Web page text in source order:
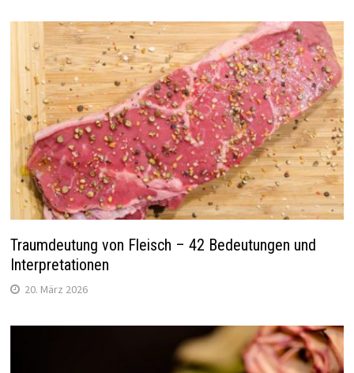
Traumdeutung von Fleisch – 42 Bedeutungen und
Interpretationen
20. März 2026